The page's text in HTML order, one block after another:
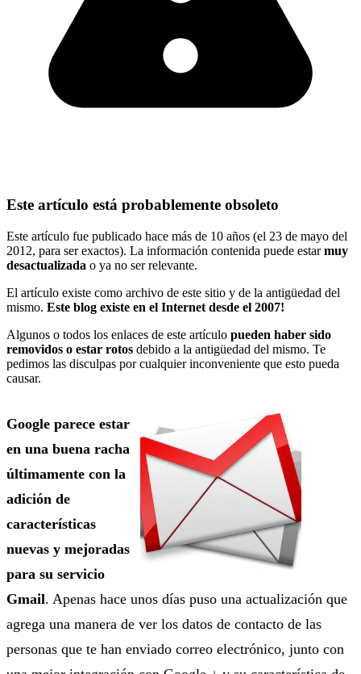
Este artículo está probablemente obsoleto
Este artículo fue publicado hace más de 10 años (el 23 de mayo del
2012, para ser exactos). La información contenida puede estarmuy
desactualizada o ya no ser relevante.
El artículo existe como archivo de este sitio y de la antigüedad del
mismo. Este blog existe en el Internet desde el 2007!
Algunos o todos los enlaces de este artículo pueden haber sido
removidos o estar rotos debido a la antigüedad del mismo. Te
pedimos las disculpas por cualquier inconveniente que esto pueda
causar.
Google parece estar
en una buena racha
últimamente con la
adición de
características
nuevas y mejoradas
para su servicio
Gmail. Apenas hace unos días puso una actualización que
agrega una manera de ver los datos de contacto de las
personas que te han enviado correo electrónico, junto con